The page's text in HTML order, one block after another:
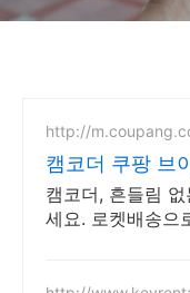
http://
캠코더 쿠팡 브
캠코더, 흔들림
세요. 로켓배송으